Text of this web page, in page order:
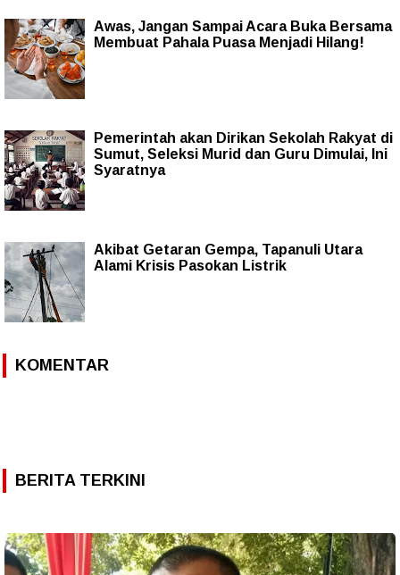
Awas, Jangan Sampai Acara Buka Bersama
Membuat Pahala Puasa Menjadi Hilang!
Pemerintah akan Dirikan Sekolah Rakyat di
Sumut, Seleksi Murid dan Guru Dimulai, Ini
Syaratnya
Akibat Getaran Gempa, Tapanuli Utara
Alami Krisis Pasokan Listrik
KOMENTAR
BERITA TERKINI